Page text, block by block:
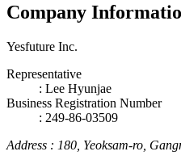
Company
Yesfuture Inc.
Representative
: Lee Hyunjae
Business Registration Number
: 249-86-03509
Address : 180, Yeoksam-ro,